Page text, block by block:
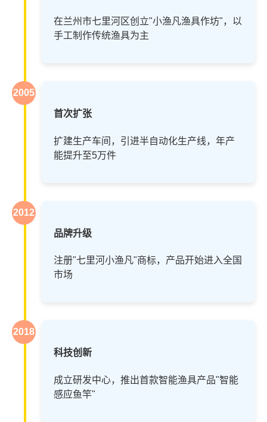
在兰州市七里河区创立"小渔凡渔具作坊"，以
手工制作传统渔具为主
2005
首次扩张
扩建生产车间，引进半自动化生产线，年产
能提升至5万件
2012
品牌升级
注册"七里河小渔凡"商标，产品开始进入全国
市场
2018
科技创新
成立研发中心，推出首款智能渔具产品"智能
感应鱼竿"